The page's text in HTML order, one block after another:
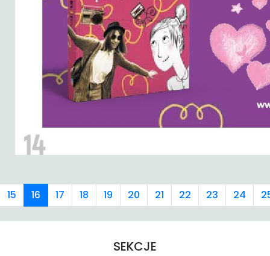
15 16 17 18 19 20 21 22 23 24
SEKCJE